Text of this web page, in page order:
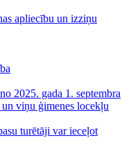
apliecību un izziņu
2025. gada 1. septembra
viņu ģimenes locekļu
turētāji var ieceļot